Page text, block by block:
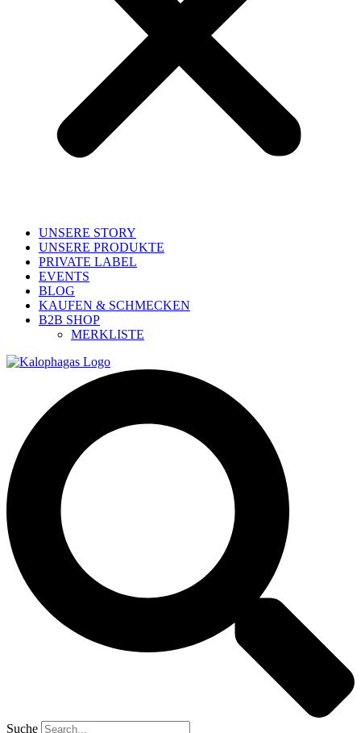
UNSERE STORY
UNSERE PRODUKTE
PRIVATE LABEL
EVENTS
BLOG
KAUFEN & SCHMECKEN
B2B SHOP
MERKLISTE
Suche